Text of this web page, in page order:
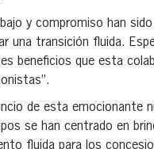
y compromiso han
una transición fluida.
beneficios que esta
de esta emocionante
se han centrado en
fluida para los